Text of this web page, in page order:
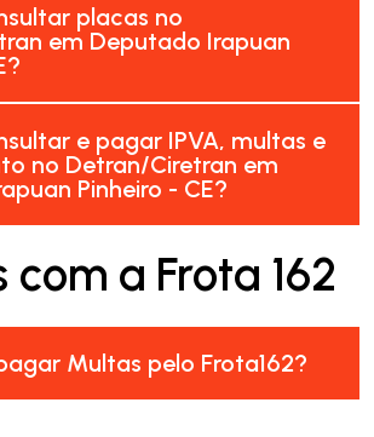
placas no
em Deputado Irapuan
e pagar IPVA, multas e
no Detran/Ciretran em
Pinheiro - CE?
com a Frota 162
Multas pelo Frota162?